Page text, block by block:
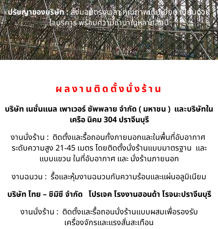
ปรัชญาของบริษัท :ส่งมอบตรงเวลา คุณภาพเต็มเยี่ยม เปี่ยมด้วย
ใจบริการ พร้อมความชำนาญหลายสิบปี
ผลงานติดตั้งนั่งร้าน
บริษัท เนชั่นแนล เพาเวอร์ ซัพพลาย จำกัด ( มหาชน ) และบริษัทใน
เครือ นิคม 304 ปราจีนบุรี
งานนั่งร้าน : ติดตั้งและรื้อถอนทั้งภายนอกและในพื้นที่อับอากาศ
ระดับความสูง 21-45 เมตร โดยติดตั้งนั่งร้านแบบมาตรฐาน และ
แบบแขวน ในที่อับอากาศ และ นั่งร้านภายนอก
งานฉนวน : รื้อและหุ้มงานฉนวนกันความร้อนและแผ่นอลูมิเนียม
บริษัท ไทย – ชิมิซึ จำกัด โปรเจค โรงงานฮอนด้า โรจนะปราจีนบุรี
งานนั่งร้าน : ติดตั้งและรื้อถอนนั่งร้านแบบผสมเพื่อรองรับ
เครื่องจักรและแรงสั่นสะเทือน